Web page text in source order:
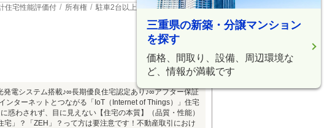
住宅性能評価付 所有権 駐車2台以上 浴室乾燥機
電システム搭載♪∞長期優良住宅認定あり♪∞アフター保証
ンターネットとつながる「IoT（Internet of Things）」住宅
惑わされず、目に見えない【住宅の本質】（品質・性能）
」？「ZEH」？って方は要注意です！不動産取引におけ
三重県の新築・分譲マンション
を探す
価格、間取り、設備、周辺環境な
ど、情報が満載です